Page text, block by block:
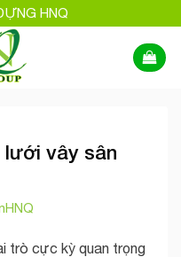
HNQ
lưới vây sân
trò cực kỳ quan trọng